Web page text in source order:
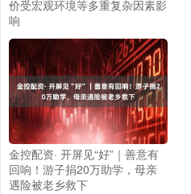
价受宏观环境等多重复杂因素影
响
金控配资· 开屏见“好”｜善意有
回响！游子捐20万助学，母亲
遇险被老乡救下